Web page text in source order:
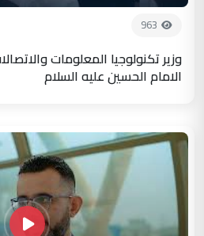
963
وزير تكنولوجيا المعلومات
الامام الحسين عليه السلام